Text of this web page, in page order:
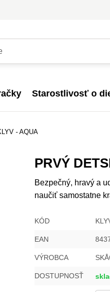
Starostlivosť o
- AQUA
PRVÝ
Bezpečný, hravý a
naučiť samostatne
KÓD
EAN
VÝROBCA
DOSTUPNOSŤ